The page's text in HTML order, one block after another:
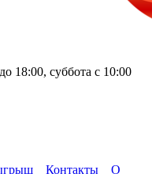
18:00, суббота с 10:00
Контакты
О